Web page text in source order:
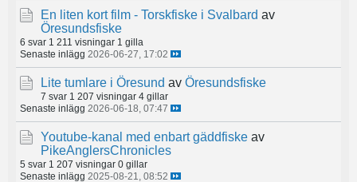
En liten kort film - Torskfiske i Svalbard av
Öresundsfiske
6 svar 1 211 visningar 1 gilla
Senaste inlägg 2026-06-27, 17:02
Lite tumlare i Öresund av Öresundsfiske
7 svar 1 207 visningar 4 gillar
Senaste inlägg 2026-06-18, 07:47
Youtube-kanal med enbart gäddfiske av
PikeAnglersChronicles
5 svar 1 207 visningar 0 gillar
Senaste inlägg 2025-08-21, 08:52